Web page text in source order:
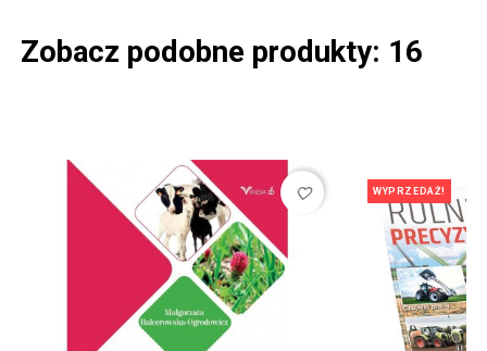
Zobacz podobne produkty: 16
favorite_border WYPRZEDAŻ!